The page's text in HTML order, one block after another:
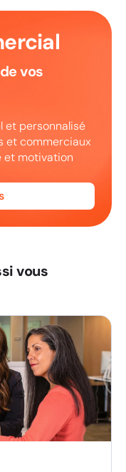
vos
et personnalisé
et commerciaux
et motivation
vous